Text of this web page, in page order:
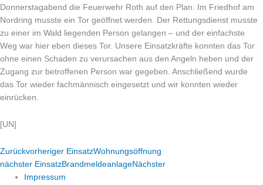
Donnerstagabend die Feuerwehr Roth auf den Plan. Im Friedhof am
Nordring musste ein Tor geöffnet werden. Der Rettungsdienst musste
zu einer im Wald liegenden Person gelangen – und der einfachste
Weg war hier eben dieses Tor. Unsere Einsatzkräfte konnten das Tor
ohne einen Schaden zu verursachen aus den Angeln heben und der
Zugang zur betroffenen Person war gegeben. Anschließend wurde
das Tor wieder fachmännisch eingesetzt und wir konnten wieder
einrücken.
[UN]
Zurückvorheriger EinsatzWohnungsöffnung
nächster EinsatzBrandmeldeanlageNächster
Impressum